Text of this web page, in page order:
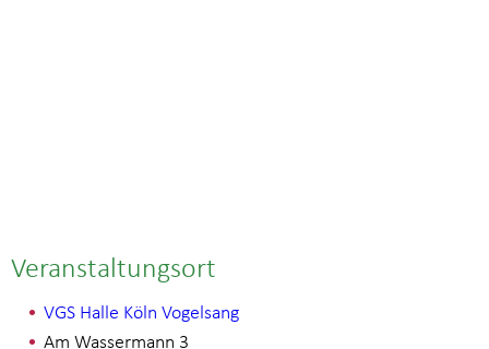
Veranstaltungsort
VGS Halle Köln Vogelsang
Am Wassermann 3